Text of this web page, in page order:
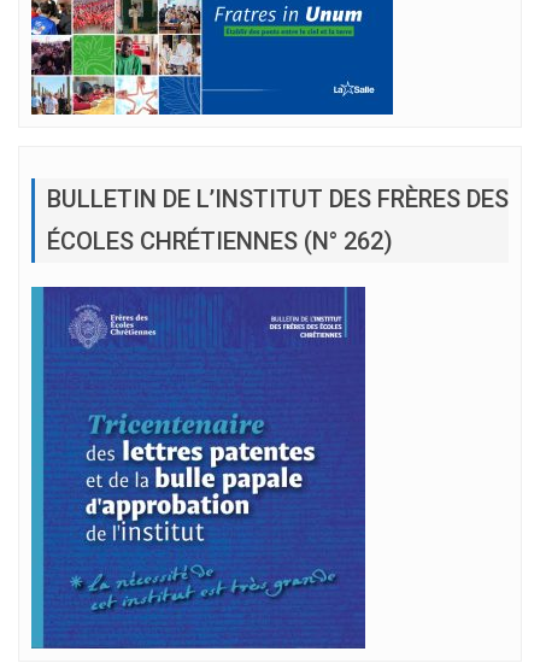
BULLETIN DE L’INSTITUT DES FRÈRES DES
ÉCOLES CHRÉTIENNES (N° 262)